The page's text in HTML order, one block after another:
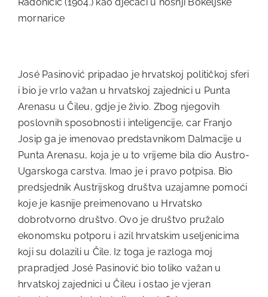
mornarice
José Pasinović pripadao je hrvatskoj političkoj sferi
i bio je vrlo važan u hrvatskoj zajednici u Punta
Arenasu u Čileu, gdje je živio. Zbog njegovih
poslovnih sposobnosti i inteligencije, car Franjo
Josip ga je imenovao predstavnikom Dalmacije u
Punta Arenasu, koja je u to vrijeme bila dio Austro-
Ugarskoga carstva. Imao je i pravo potpisa. Bio
predsjednik Austrijskog društva uzajamne pomoći
koje je kasnije preimenovano u Hrvatsko
dobrotvorno društvo. Ovo je društvo pružalo
ekonomsku potporu i azil hrvatskim useljenicima
koji su dolazili u Čile. Iz toga je razloga moj
prapradjed José Pasinović bio toliko važan u
hrvatskoj zajednici u Čileu i ostao je vjeran